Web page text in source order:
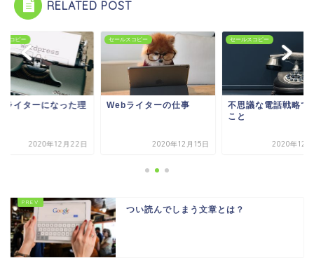
RELATED POST
スコピー
ライターの仕事
2020年12月15日
セールスコピー
不思議な電話戦略で思う
2020年12月24日
セールスコピー
Webライターになっ
由
2020年12
つい読んでしまう文章とは？